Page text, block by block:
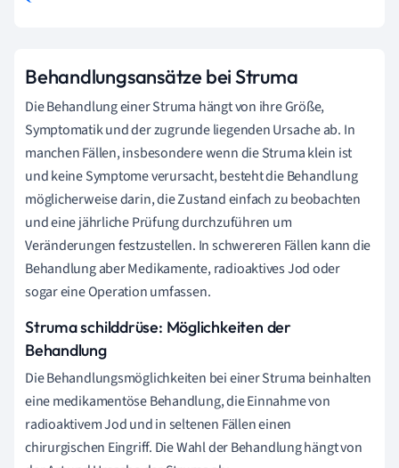
Behandlungsansätze bei Struma
Die Behandlung einer Struma hängt von ihre Größe,
Symptomatik und der zugrunde liegenden Ursache ab. In
manchen Fällen, insbesondere wenn die Struma klein ist
und keine Symptome verursacht, besteht die Behandlung
möglicherweise darin, die Zustand einfach zu beobachten
und eine jährliche Prüfung durchzuführen um
Veränderungen festzustellen. In schwereren Fällen kann die
Behandlung aber Medikamente, radioaktives Jod oder
sogar eine Operation umfassen.
Struma schilddrüse: Möglichkeiten der
Behandlung
Die Behandlungsmöglichkeiten bei einer Struma beinhalten
eine medikamentöse Behandlung, die Einnahme von
radioaktivem Jod und in seltenen Fällen einen
chirurgischen Eingriff. Die Wahl der Behandlung hängt von